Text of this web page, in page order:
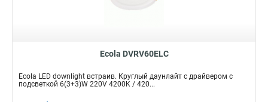
Ecola DVRV60ELC
Ecola LED downlight встраив. Круглый даунлайт с драйвером с
подсветкой 6(3+3)W 220V 4200K / 420...